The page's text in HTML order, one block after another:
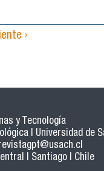
›
y Tecnología
| Universidad de
| Santiago | Chile